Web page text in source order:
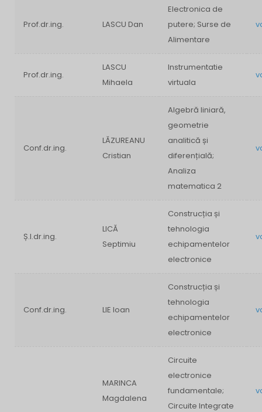
Prof.dr.ing. LASCU Dan
Electronica de
putere; Surse de
Alimentare
Prof.dr.ing.
LASCU
Mihaela
Instrumentatie
virtuala
Conf.dr.ing.
LĂZUREANU
Cristian
Algebră liniară,
geometrie
analitică și
diferențială;
Analiza
matematica 2
Ș.l.dr.ing.
LICĂ
Septimiu
Construcția și
tehnologia
echipamentelor
electronice
Conf.dr.ing. LIE Ioan
Construcția și
tehnologia
echipamentelor
electronice
MARINCA
Magdalena
Circuite
electronice
fundamentale;
Circuite Integrate